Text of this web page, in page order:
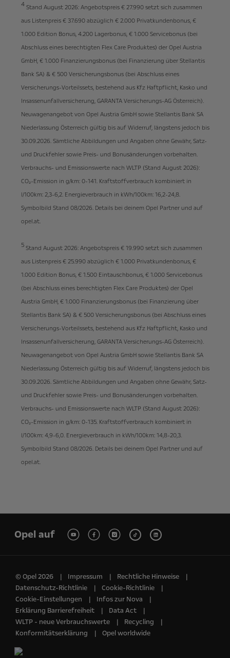
4Stand August 2026: Angebotspreis € 27.990 setzt sich zusammen
aus Listenpreis € 37.690 abzüglich € 2.000 Privatkundenbonus, €
1.000 Edition Bonus, 4.200 Lagerbonus, € 1.000 Servicebonus (bei
Abschluss eines berechtigten Flex Care Produktes) der Opel Austria
GmbH, € 1.000 Finanzierungsbonus (bei Finanzierung über Stellantis
Bank SA) & € 500 Versicherungsbonus (bei Abschluss eines
Versicherungs-Vorteilssets, bestehend aus Kfz Haftpflicht, Kasko und
Insassenunfallversicherung, GARANTA Versicherungs-AG Österreich).
Neuwagenangebot von Opel Austria GmbH sowie Stellantis Bank SA
Niederlassung Österreich gültig bis auf Widerruf, längstens jedoch bis
30.09.2026. Sämtliche Abbildungen und Angaben ohne Gewähr, Satz-
und Druckfehler sowie Preis- und Bonusänderungen vorbehalten.
Verbrauchs- und Emissionswerte nach WLTP (Stand August 2026):
CO₂-Emission in g/km: 0-141. Kraftstoffverbrauch kombiniert in
l/100km: 2,3-6,2. Energieverbrauch in kWh/100km: 16,2-24,8.
Symbolbild Stand 08/2026. Details bei deinem Opel Partner und auf
opel.at.
5Stand August 2026: Angebotspreis € 19.990 setzt sich zusammen
aus Listenpreis € 25.990 abzüglich € 1.000 Privatkundenbonus, €
1.000 Edition Bonus, € 1.500 Eintauschbonus, € 1.000 Servicebonus
(bei Abschluss eines berechtigten Flex Care Produktes) der Opel
Austria GmbH, € 1.000 Finanzierungsbonus (bei Finanzierung über
Stellantis Bank SA) & € 500 Versicherungsbonus (bei Abschluss eines
Versicherungs-Vorteilssets, bestehend aus Kfz Haftpflicht, Kasko und
Insassenunfallversicherung, GARANTA Versicherungs-AG Österreich).
Neuwagenangebot von Opel Austria GmbH sowie Stellantis Bank SA
Niederlassung Österreich gültig bis auf Widerruf, längstens jedoch bis
30.09.2026. Sämtliche Abbildungen und Angaben ohne Gewähr, Satz-
und Druckfehler sowie Preis- und Bonusänderungen vorbehalten.
Verbrauchs- und Emissionswerte nach WLTP (Stand August 2026):
CO₂-Emission in g/km: 0-135. Kraftstoffverbrauch kombiniert in
l/100km: 4,9-6,0. Energieverbrauch in kWh/100km: 14,8-20,3.
Symbolbild Stand 08/2026. Details bei deinem Opel Partner und auf
opel.at.
Opel auf
© Opel 2026 Impressum
Rechtliche Hinweise
Datenschutz-Richtlinie
Cookie-Richtlinie
Cookie-Einstellungen
Infos zur Nova
Erklärung Barrierefreiheit
Data Act
WLTP - neue Verbrauchswerte
Recycling
Konformitätserklärung
Opel worldwide